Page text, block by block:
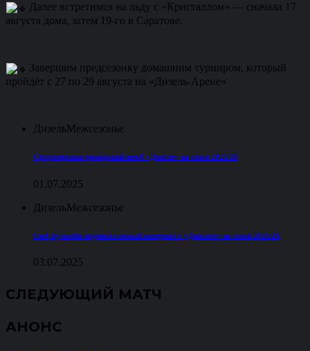
Далее встретимся на льду с «Кристаллом» — сначала 17
августа дома, затем 19-го в Саратове.
Завершим предсезонку домашним турниром, который
пройдёт с 27 по 29 августа на «Дизель-Арене»
ДизельМежсезонье
Сформирован тренерский штаб «Дизеля» на сезон 2025/26
01.07.2025
ДизельМежсезонье
Глеб Булычёв подписал новый контракт с «Дизелем» на сезон 2025/26
03.07.2025
СЛЕДУЮЩИЙ МАТЧ
АНОНС